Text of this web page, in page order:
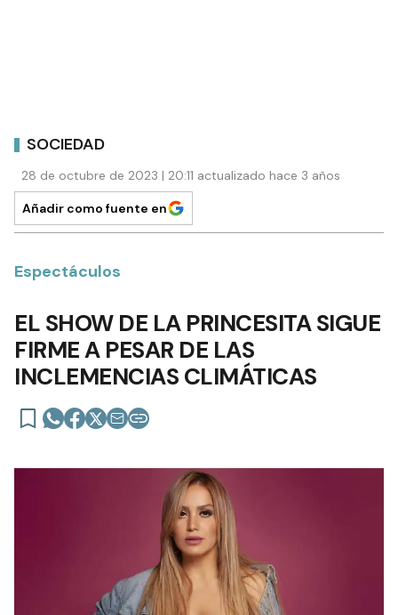
SOCIEDAD
28 de octubre de 2023 | 20:11 actualizado hace 3 años
Añadir como fuente en
Espectáculos
EL SHOW DE LA PRINCESITA SIGUE
FIRME A PESAR DE LAS
INCLEMENCIAS CLIMÁTICAS